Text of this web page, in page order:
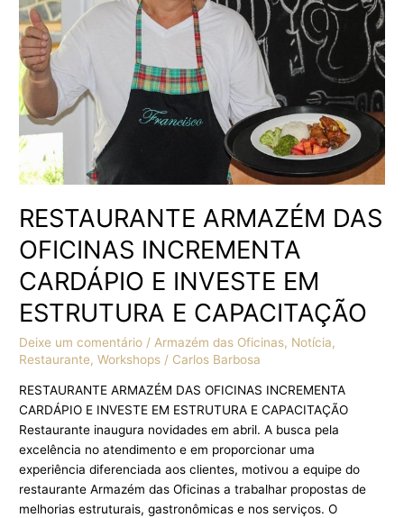
RESTAURANTE ARMAZÉM DAS
OFICINAS INCREMENTA
CARDÁPIO E INVESTE EM
ESTRUTURA E CAPACITAÇÃO
Deixe um comentário / Armazém das Oficinas, Notícia,
Restaurante,Workshops / Carlos Barbosa
RESTAURANTE ARMAZÉM DAS OFICINAS INCREMENTA
CARDÁPIO E INVESTE EM ESTRUTURA E CAPACITAÇÃO
Restaurante inaugura novidades em abril. A busca pela
excelência no atendimento e em proporcionar uma
experiência diferenciada aos clientes, motivou a equipe do
restaurante Armazém das Oficinas a trabalhar propostas de
melhorias estruturais, gastronômicas e nos serviços. O
CARDÁPIO
E
INVESTE
EM
ESTRUTURA
E
CAPACITAÇÃO